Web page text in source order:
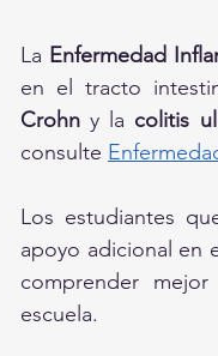
La Enfermedad
en el tracto
Crohn y la colitis
consulte
Los estudiantes
apoyo adicional en
comprender
escuela.